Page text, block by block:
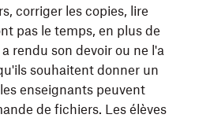
corriger les copies, lire
pas le temps, en plus de
rendu son devoir ou ne l'a
souhaitent donner un
enseignants peuvent
de fichiers. Les élèves